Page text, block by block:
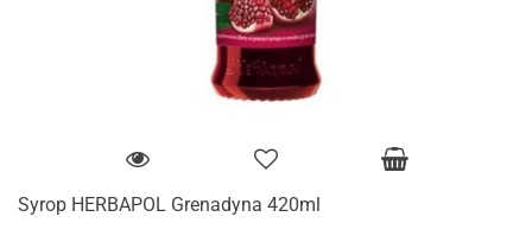
Syrop HERBAPOL Grenadyna 420ml